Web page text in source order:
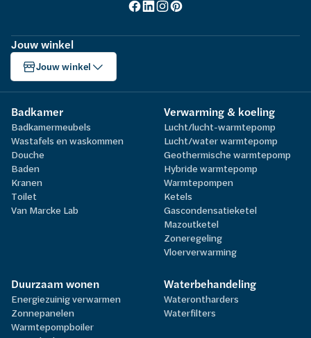
Jouw winkel
Jouw winkel
Badkamer
Badkamermeubels
Wastafels en waskommen
Douche
Baden
Kranen
Toilet
Van Marcke Lab
Verwarming & koeling
Lucht/lucht-warmtepomp
Lucht/water warmtepomp
Geothermische warmtepomp
Hybride warmtepomp
Warmtepompen
Ketels
Gascondensatieketel
Mazoutketel
Zoneregeling
Vloerverwarming
Duurzaam wonen
Energiezuinig verwarmen
Zonnepanelen
Warmtepompboiler
Waterbehandeling
Waterontharders
Waterfilters